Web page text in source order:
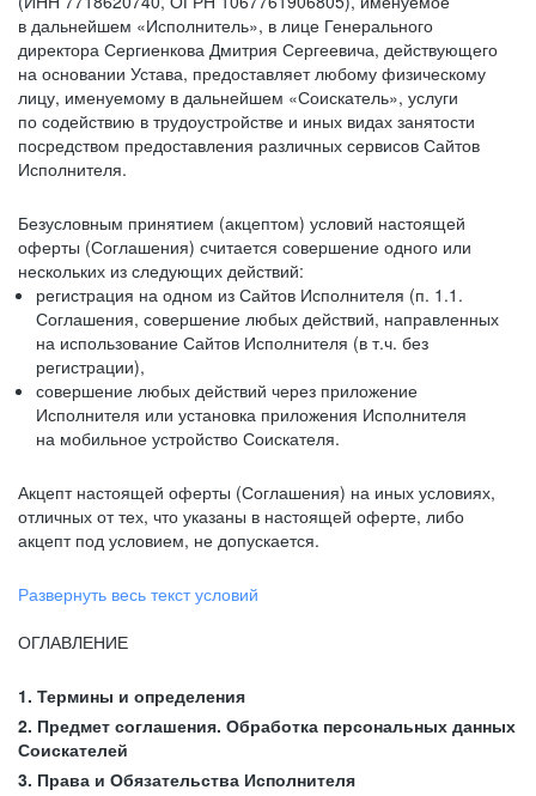
в дальнейшем «Исполнитель», в лице Генерального
директора Сергиенкова Дмитрия Сергеевича, действующего
на основании Устава, предоставляет любому физическому
лицу, именуемому в дальнейшем «Соискатель», услуги
по содействию в трудоустройстве и иных видах занятости
посредством предоставления различных сервисов Сайтов
Исполнителя.
Безусловным принятием (акцептом) условий настоящей
оферты (Соглашения) считается совершение одного или
нескольких из следующих действий:
регистрация на одном из Сайтов Исполнителя (п. 1.1.
Соглашения, совершение любых действий, направленных
на использование Сайтов Исполнителя (в т.ч. без
регистрации),
совершение любых действий через приложение
Исполнителя или установка приложения Исполнителя
на мобильное устройство Соискателя.
Акцепт настоящей оферты (Соглашения) на иных условиях,
отличных от тех, что указаны в настоящей оферте, либо
акцепт под условием, не допускается.
Развернуть весь текст условий
ОГЛАВЛЕНИЕ
1. Термины и определения
2. Предмет соглашения. Обработка персональных данных
Соискателей
3. Права и Обязательства Исполнителя